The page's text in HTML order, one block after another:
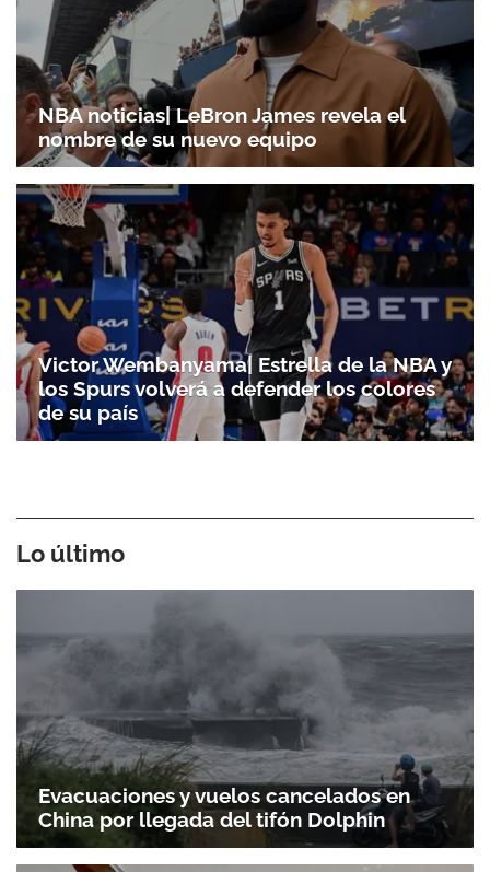
NBA noticias| LeBron James revela el
nombre de su nuevo equipo
Victor Wembanyama| Estrella de la NBA y
los Spurs volverá a defender los colores
de su país
Lo último
Evacuaciones y vuelos cancelados en
China por llegada del tifón Dolphin